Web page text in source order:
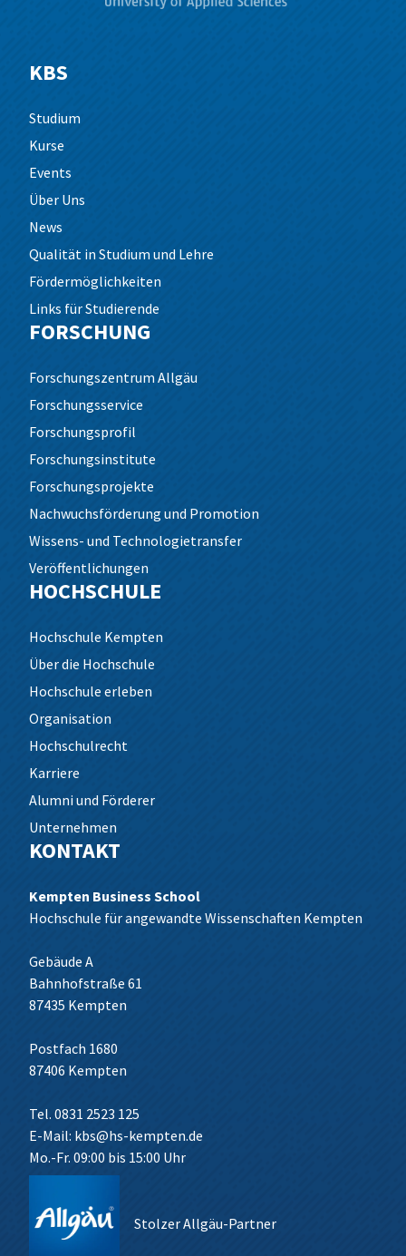
KBS
Studium
Kurse
Events
Über Uns
News
Qualität in Studium und Lehre
Fördermöglichkeiten
Links für Studierende
FORSCHUNG
Forschungszentrum Allgäu
Forschungsservice
Forschungsprofil
Forschungsinstitute
Forschungsprojekte
Nachwuchsförderung und Promotion
Wissens- und Technologietransfer
Veröffentlichungen
HOCHSCHULE
Hochschule Kempten
Über die Hochschule
Hochschule erleben
Organisation
Hochschulrecht
Karriere
Alumni und Förderer
Unternehmen
KONTAKT
Kempten Business School
Hochschule für angewandte Wissenschaften Kempten
Gebäude A
Bahnhofstraße 61
87435 Kempten
Postfach 1680
87406 Kempten
Tel. 0831 2523 125
E-Mail: kbs@hs-kempten.de
Mo.-Fr. 09:00 bis 15:00 Uhr
Stolzer Allgäu-Partner